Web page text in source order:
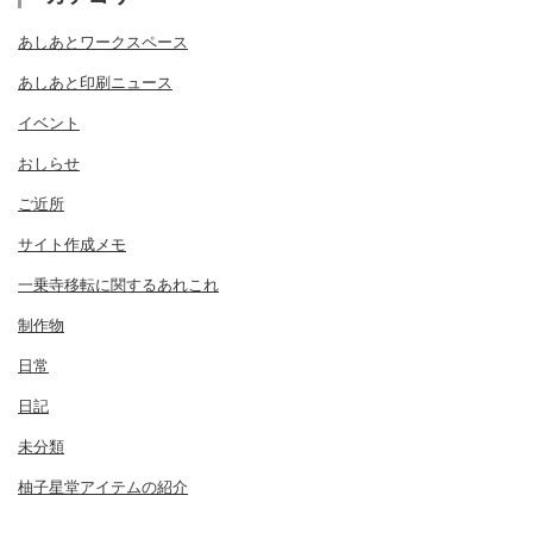
あしあとワークスペース
あしあと印刷ニュース
イベント
おしらせ
ご近所
サイト作成メモ
一乗寺移転に関するあれこれ
制作物
日常
日記
未分類
柚子星堂アイテムの紹介